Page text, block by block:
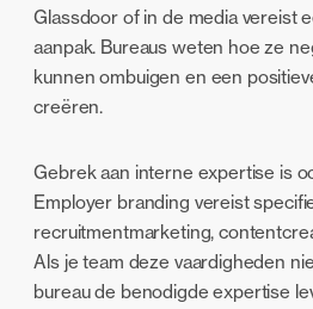
Glassdoor of in de media vereist
aanpak. Bureaus weten hoe ze
kunnen ombuigen en een
creëren.
Gebrek aan interne expertise is
Employer branding vereist
recruitmentmarketing,
Als je team deze vaardigheden
bureau de benodigde expertise